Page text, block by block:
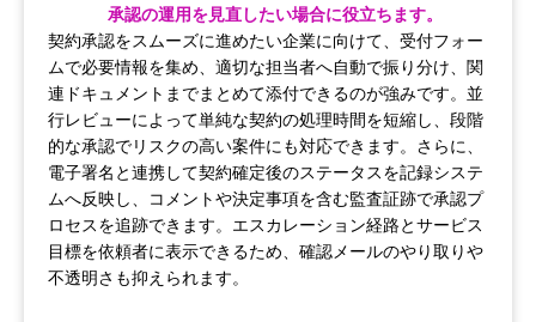
承認の運用を見直したい場合に役立ちます。
契約承認をスムーズに進めたい企業に向けて、受付フォー
ムで必要情報を集め、適切な担当者へ自動で振り分け、関
連ドキュメントまでまとめて添付できるのが強みです。並
行レビューによって単純な契約の処理時間を短縮し、段階
的な承認でリスクの高い案件にも対応できます。さらに、
電子署名と連携して契約確定後のステータスを記録システ
ムへ反映し、コメントや決定事項を含む監査証跡で承認プ
ロセスを追跡できます。エスカレーション経路とサービス
目標を依頼者に表示できるため、確認メールのやり取りや
不透明さも抑えられます。